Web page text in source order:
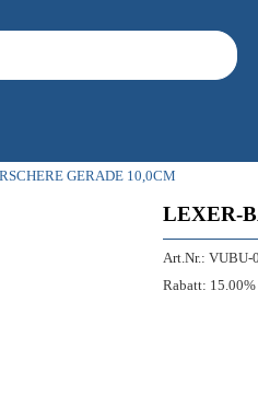
GERADE 10,0CM
LEXER-
Art.Nr.: VUBU-
Rabatt: 15.00%